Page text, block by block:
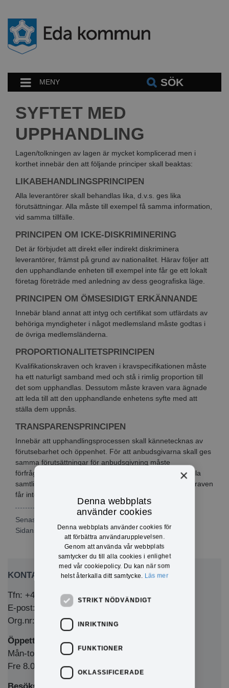
MENY SÖK
SYFTET MED
UPPHANDLING
Lagen/tolkningen av lagen är mycket komplicerad men i
korthet innebär den att följande principer skall beaktas:
LIKABEHANDLINGSPRINCIPEN
Alla leverantörer skall behandlas lika, d.v.s. ges lika
förutsättningar. Alla måste till exempel få samma information,
vid samma tillfälle.
PRINCIPEN OM ICKE-DISKRIMINERING
Det är förbjudet att direkt eller indirekt diskriminera
leverantörer, främst på grund av nationalitet. Härav följer att
den upphandlande enheten till exempel inte får ge ett lokalt
företag företräde med anledning av dess geografiska läge.
PRINCIPEN OM ÖMSESIDIGT ERKÄNNANDE
Innebär bland annat att intyg och certifikat som utfärdats av
behöriga myndigheter i något medlemsland måste godtas i
de övriga medlemsländerna.
PROPORTIONALITETSPRINCIPEN
Kvalifikationskraven och kraven i kravspecifikationen måste
ha ett naturligt samband med och stå i rimlig proportion till
det som upphandlas. Dessutom måste kraven vara ägnade
att leda till att den upphandlande enhetens syfte med att
ställa dem uppnås.
TRANSPARENSPRINCIPEN
Innebär att upphandlingsprocessen skall kännetecknas av
förutsebarhet och öppenhet. För att anbudsgivarna skall ges
samma förutsättningar för anbudsgivning måste
förfrågningsunderlaget vara klart och tydligt och innehålla
samtliga krav på det som skall upphandlas. De ställda kraven
får inte frångås.
Senast publicerad: 2022-04-20
Sidansvarig: Charlotte Olsson
KONTAKTA OSS
Tfn: +46 (0)571-281 00
E-post: kommun@eda.se
Org.nr: 212000-1769
Öppettider Medborgarkontor/växel
Mån-tors 8.00-12.00 & 13.00-16.00
Fre 8.00-12.00 & 13.00-15.00
×
Denna webbplats
använder cookies
Denna webbplats använder cookies för
att förbättra användarupplevelsen.
Genom att använda vår webbplats
samtycker du till alla cookies i enlighet
med vår cookiepolicy. Du kan när som
helst återkalla ditt samtycke. Läs mer
STRIKT NÖDVÄNDIGT
INRIKTNING
FUNKTIONER
OKLASSIFICERADE